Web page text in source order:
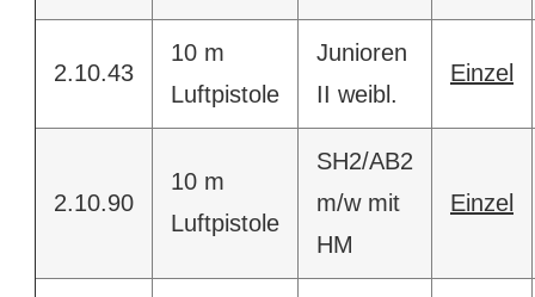
2.10.43
10 m
Luftpistole
Junioren
II weibl.
Einzel
2.10.90
10 m
Luftpistole
SH2/AB2
m/w mit
HM
Einzel